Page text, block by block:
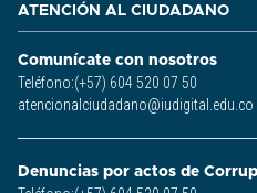
ATENCIÓN AL CIUDADANO
Comunícate con nosotros
Teléfono:(+57) 604 520 07 50
atencionalciudadano@iudigital.edu.co
Denuncias por actos de